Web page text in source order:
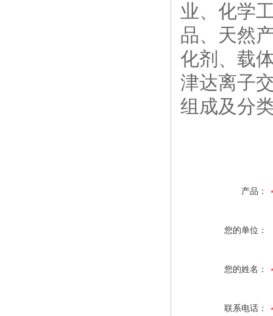
业、化学
品、天然
化剂、载
津达离子
组成及分
产品：
您的单位：
您的姓名：
联系电话：